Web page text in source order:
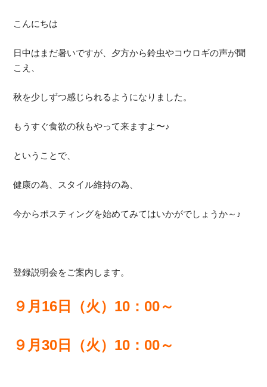
こんにちは
日中はまだ暑いですが、夕方から鈴虫やコウロギの声が聞
こえ、
秋を少しずつ感じられるようになりました。
もうすぐ食欲の秋もやって来ますよ〜♪
ということで、
健康の為、スタイル維持の為、
今からポスティングを始めてみてはいかがでしょうか～♪
登録説明会をご案内します。
９月16日（火）10：00～
９月30日（火）10：00～